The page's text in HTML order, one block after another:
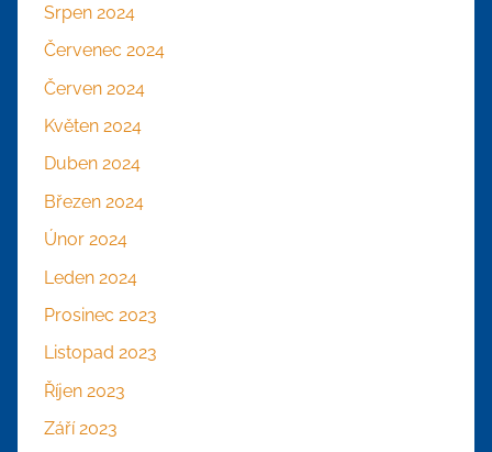
Srpen 2024
Červenec 2024
Červen 2024
Květen 2024
Duben 2024
Březen 2024
Únor 2024
Leden 2024
Prosinec 2023
Listopad 2023
Říjen 2023
Září 2023